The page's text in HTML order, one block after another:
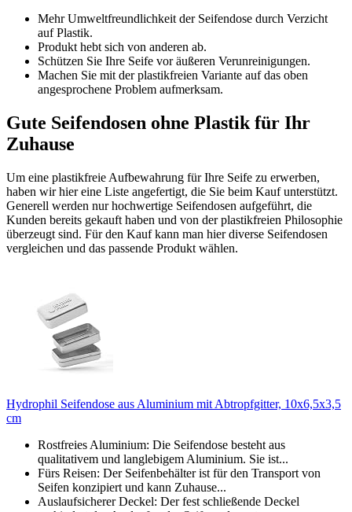
Mehr Umweltfreundlichkeit der Seifendose durch Verzicht
auf Plastik.
Produkt hebt sich von anderen ab.
Schützen Sie Ihre Seife vor äußeren Verunreinigungen.
Machen Sie mit der plastikfreien Variante auf das oben
angesprochene Problem aufmerksam.
Gute Seifendosen ohne Plastik für Ihr
Zuhause
Um eine plastikfreie Aufbewahrung für Ihre Seife zu erwerben,
haben wir hier eine Liste angefertigt, die Sie beim Kauf unterstützt.
Generell werden nur hochwertige Seifendosen aufgeführt, die
Kunden bereits gekauft haben und von der plastikfreien Philosophie
überzeugt sind. Für den Kauf kann man hier diverse Seifendosen
vergleichen und das passende Produkt wählen.
Hydrophil Seifendose aus Aluminium mit Abtropfgitter, 10x6,5x3,5
cm
Rostfreies Aluminium: Die Seifendose besteht aus
qualitativem und langlebigem Aluminium. Sie ist...
Fürs Reisen: Der Seifenbehälter ist für den Transport von
Seifen konzipiert und kann Zuhause...
Auslaufsicherer Deckel: Der fest schließende Deckel